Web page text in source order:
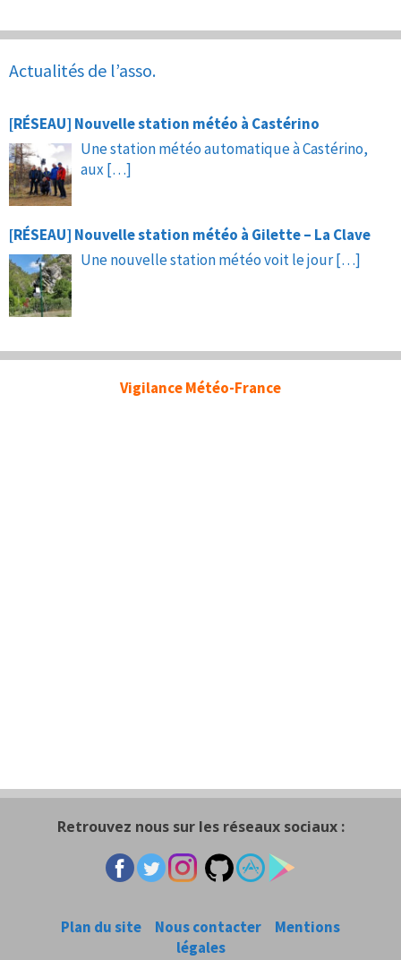
Actualités de l’asso.
[RÉSEAU] Nouvelle station météo à Castérino
Une station météo automatique à Castérino,
aux […]
[RÉSEAU] Nouvelle station météo à Gilette – La Clave
Une nouvelle station météo voit le jour[…]
Vigilance Météo-France
Retrouvez nous sur les réseaux sociaux :
Plan du site Nous contacter
Mentions
légales